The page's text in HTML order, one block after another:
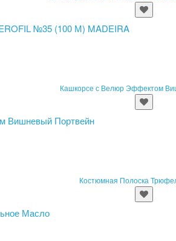
№35 (100 М) MADEIRA
Вишневый Портвейн
Масло